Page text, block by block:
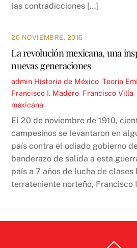
las contradicciones […]
20 NOVIEMBRE, 2016
La revolución mexicana, una
nuevas generaciones
admin Historia de México ,Teoría
Francisco I. Madero Francisco Villa
mexicana
El 20 de noviembre de 1910,
campesinos se levantaron en
país contra el odiado gobierno
banderazo de salida a esta
país a 7 años de lucha de clases
terrateniente norteño, Francisco